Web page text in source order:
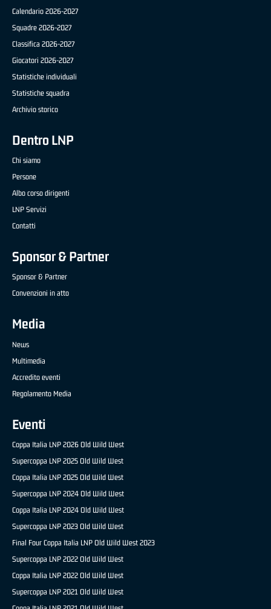
Calendario 2026-2027
Squadre 2026-2027
Classifica 2026-2027
Giocatori 2026-2027
Statistiche individuali
Statistiche squadra
Archivio storico
Dentro LNP
Chi siamo
Persone
Albo corso dirigenti
LNP Servizi
Contatti
Sponsor & Partner
Sponsor & Partner
Convenzioni in atto
Media
News
Multimedia
Accredito eventi
Regolamento Media
Eventi
Coppa Italia LNP 2026 Old Wild West
Supercoppa LNP 2025 Old Wild West
Coppa Italia LNP 2025 Old Wild West
Supercoppa LNP 2024 Old Wild West
Coppa Italia LNP 2024 Old Wild West
Supercoppa LNP 2023 Old Wild West
Final Four Coppa Italia LNP Old Wild West 2023
Supercoppa LNP 2022 Old Wild West
Coppa Italia LNP 2022 Old Wild West
Supercoppa LNP 2021 Old Wild West